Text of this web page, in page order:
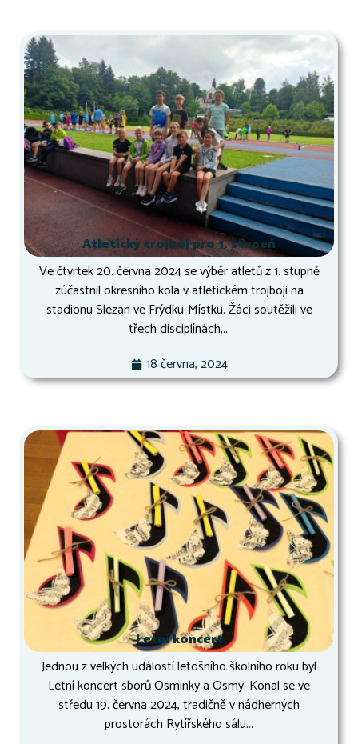
Atletický trojboj pro 1. stupeň
Ve čtvrtek 20. června 2024 se výběr atletů z 1. stupně
zúčastnil okresního kola v atletickém trojboji na
stadionu Slezan ve Frýdku-Místku. Žáci soutěžili ve
třech disciplínách,...
18 června, 2024
Letní koncert
Jednou z velkých událostí letošního školního roku byl
Letní koncert sborů Osminky a Osmy. Konal se ve
středu 19. června 2024, tradičně v nádherných
prostorách Rytířského sálu...